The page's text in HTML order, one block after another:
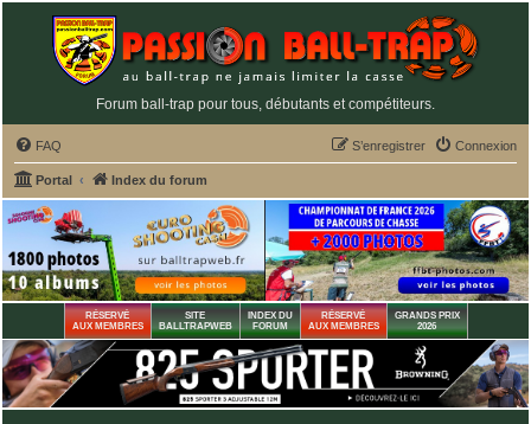
Forum ball-trap pour tous, débutants et compétiteurs.
FAQ Connexion
S’enregistrer
Portal Index du forum
RÉSERVÉ
AUX MEMBRES
SITE
BALLTRAPWEB
INDEX DU
FORUM
RÉSERVÉ
AUX MEMBRES
GRANDS PRIX
2026